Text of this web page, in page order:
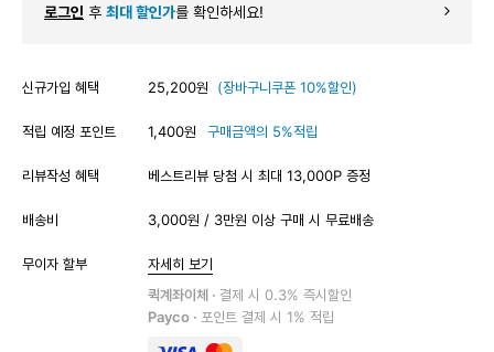
로그인 후 최대 할인가를 확인하세요!
신규가입 혜택 25,200원 (장바구니쿠폰 10%할인)
적립 예정 포인트 1,400원 구매금액의 5%적립
리뷰작성 혜택 베스트리뷰 당첨 시 최대 13,000P 증정
배송비 3,000원 / 3만원 이상 구매 시 무료배송
무이자 할부
자세히 보기
퀵계좌이체 · 결제 시 0.3% 즉시할인
Payco · 포인트 결제 시 1% 적립